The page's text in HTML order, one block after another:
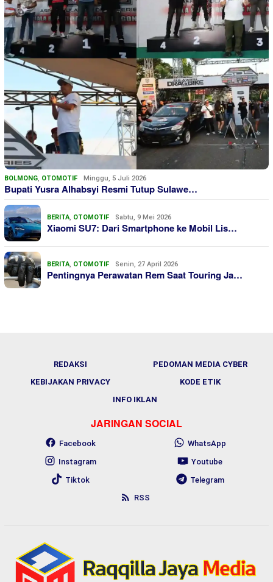
BOLMONG, OTOMOTIF Minggu, 5 Juli 2026
Bupati Yusra Alhabsyi Resmi Tutup Sulawe…
BERITA, OTOMOTIF Sabtu, 9 Mei 2026
Xiaomi SU7: Dari Smartphone ke Mobil Lis…
BERITA, OTOMOTIF Senin, 27 April 2026
Pentingnya Perawatan Rem Saat Touring Ja…
REDAKSI
PEDOMAN MEDIA CYBER
KEBIJAKAN PRIVACY
KODE ETIK
INFO IKLAN
JARINGAN SOCIAL
Facebook
WhatsApp
Instagram
Youtube
Tiktok
Telegram
RSS